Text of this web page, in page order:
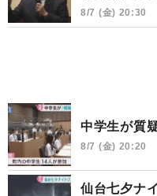
8/7 (金) 20:30
中学生が質
8/7 (金) 20:20
仙台七夕ナ